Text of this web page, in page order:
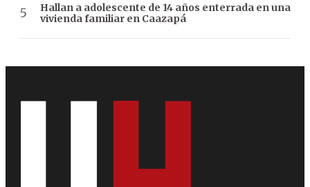
Hallan a adolescente de 14 años enterrada en una
vivienda familiar en Caazapá